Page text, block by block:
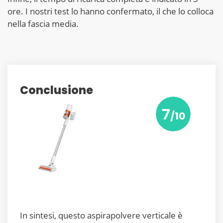
ore. I nostri test lo hanno confermato, il che lo colloca
nella fascia media.
Conclusione
7/10
In sintesi, questo aspirapolvere verticale è